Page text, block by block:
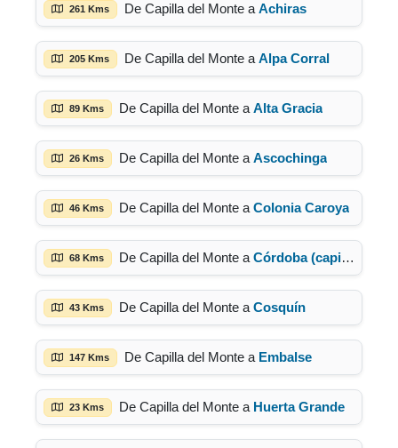
261 Kms De Capilla del Monte a Achiras
205 Kms De Capilla del Monte a Alpa Corral
89 Kms De Capilla del Monte a Alta Gracia
26 Kms De Capilla del Monte a Ascochinga
46 Kms De Capilla del Monte a Colonia Caroya
68 Kms De Capilla del Monte a Córdoba (capital)
43 Kms De Capilla del Monte a Cosquín
147 Kms De Capilla del Monte a Embalse
23 Kms De Capilla del Monte a Huerta Grande